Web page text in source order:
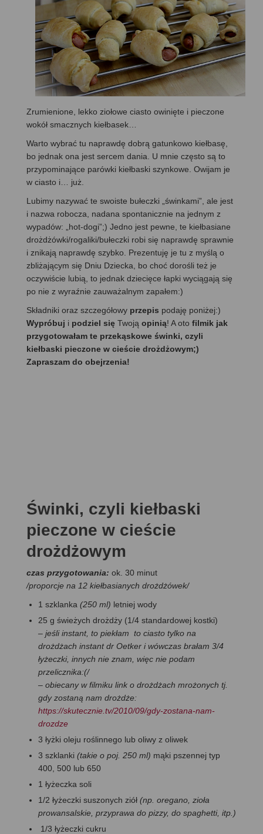
Zrumienione, lekko ziołowe ciasto owinięte i pieczone
wokół smacznych kiełbasek…
Warto wybrać tu naprawdę dobrą gatunkowo kiełbasę,
bo jednak ona jest sercem dania. U mnie często są to
przypominające parówki kiełbaski szynkowe. Owijam je
w ciasto i… już.
Lubimy nazywać te swoiste bułeczki „świnkami”, ale jest
i nazwa robocza, nadana spontanicznie na jednym z
wypadów: „hot-dogi”;) Jedno jest pewne, te kiełbasiane
drożdżówki/rogaliki/bułeczki robi się naprawdę sprawnie
i znikają naprawdę szybko. Prezentuję je tu z myślą o
zbliżającym się Dniu Dziecka, bo choć dorośli też je
oczywiście lubią, to jednak dziecięce łapki wyciągają się
po nie z wyraźnie zauważalnym zapałem:)
Składniki oraz szczegółowy przepis podaję poniżej:)
Wypróbuj i podziel się Twoją opinią! A oto filmik jak
przygotowałam te przekąskowe świnki, czyli
kiełbaski pieczone w cieście drożdżowym;)
Zapraszam do obejrzenia!
Świnki, czyli kiełbaski
pieczone w cieście
drożdżowym
czas przygotowania: ok. 30 minut
/proporcje na 12 kiełbasianych drożdżówek/
1 szklanka (250 ml) letniej wody
25 g świeżych drożdży (1/4 standardowej kostki)
– jeśli instant, to piekłam to ciasto tylko na
drożdżach instant dr Oetker i wówczas brałam 3/4
łyżeczki, innych nie znam, więc nie podam
przelicznika:(/
– obiecany w filmiku link o drożdżach mrożonych tj.
gdy zostaną nam drożdże:
https://skutecznie.tv/2010/09/gdy-zostana-nam-
drozdze
3 łyżki oleju roślinnego lub oliwy z oliwek
3 szklanki (takie o poj. 250 ml) mąki pszennej typ
400, 500 lub 650
1 łyżeczka soli
1/2 łyżeczki suszonych ziół (np. oregano, zioła
prowansalskie, przyprawa do pizzy, do spaghetti, itp.)
1/3 łyżeczki cukru